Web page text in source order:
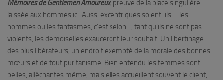
Mémoires de Gentlemen Amoureux, preuve de la place singulière
laissée aux hommes ici. Aussi excentriques soient-ils – les
hommes ou les fantasmes, c’est selon -, tant qu’ils ne sont pas
violents, les demoiselles exauceront leur souhait. Un libertinage
des plus libérateurs, un endroit exempté de la morale des bonnes
mœurs et de tout puritanisme. Bien entendu les femmes sont
belles, alléchantes même, mais elles accueillent souvent le client,